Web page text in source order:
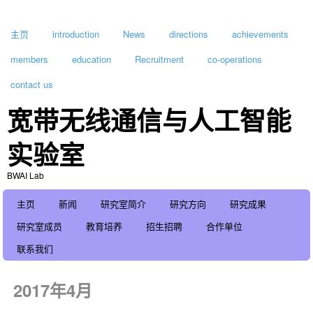
主页 introduction News directions
achievements
members
education Recruitment
co-operations
contact us
宽带无线通信与人工智能
实验室
BWAI Lab
主页 新闻 研究室简介 研究方向
研究成果
研究室成员
教育培养 招生招聘
合作单位
联系我们
2017年4月